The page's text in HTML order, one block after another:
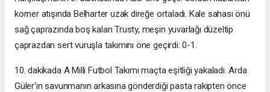
korner atışında Belharter uzak direğe ortaladı. Kale sahası önü
sağ çaprazında boş kalan Trusty, meşin yuvarlağı düzeltip
çaprazdan sert vuruşla takımını öne geçirdi: 0-1.
10. dakikada A Milli Futbol Takımı maçta eşitliği yakaladı. Arda
Güler'in savunmanın arkasına gönderdiği pasta rakipten önce